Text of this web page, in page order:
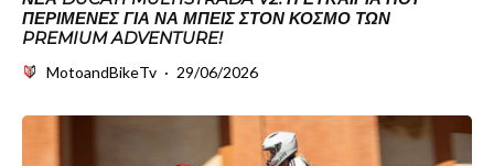
ΠΕΡΊΜΕΝΕΣ ΓΙΑ ΝΑ ΜΠΕΙΣ ΣΤΟΝ ΚΌΣΜΟ ΤΩΝ
PREMIUM ADVENTURE!
MotoandBikeTv · 29/06/2026